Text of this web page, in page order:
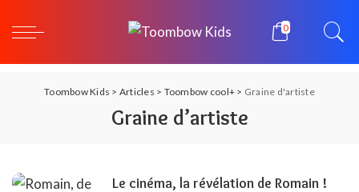
0
Toombow Kids > Articles > Toombow cool+ > Graine d'artiste
Graine d’artiste
Le cinéma, la révélation de Romain !